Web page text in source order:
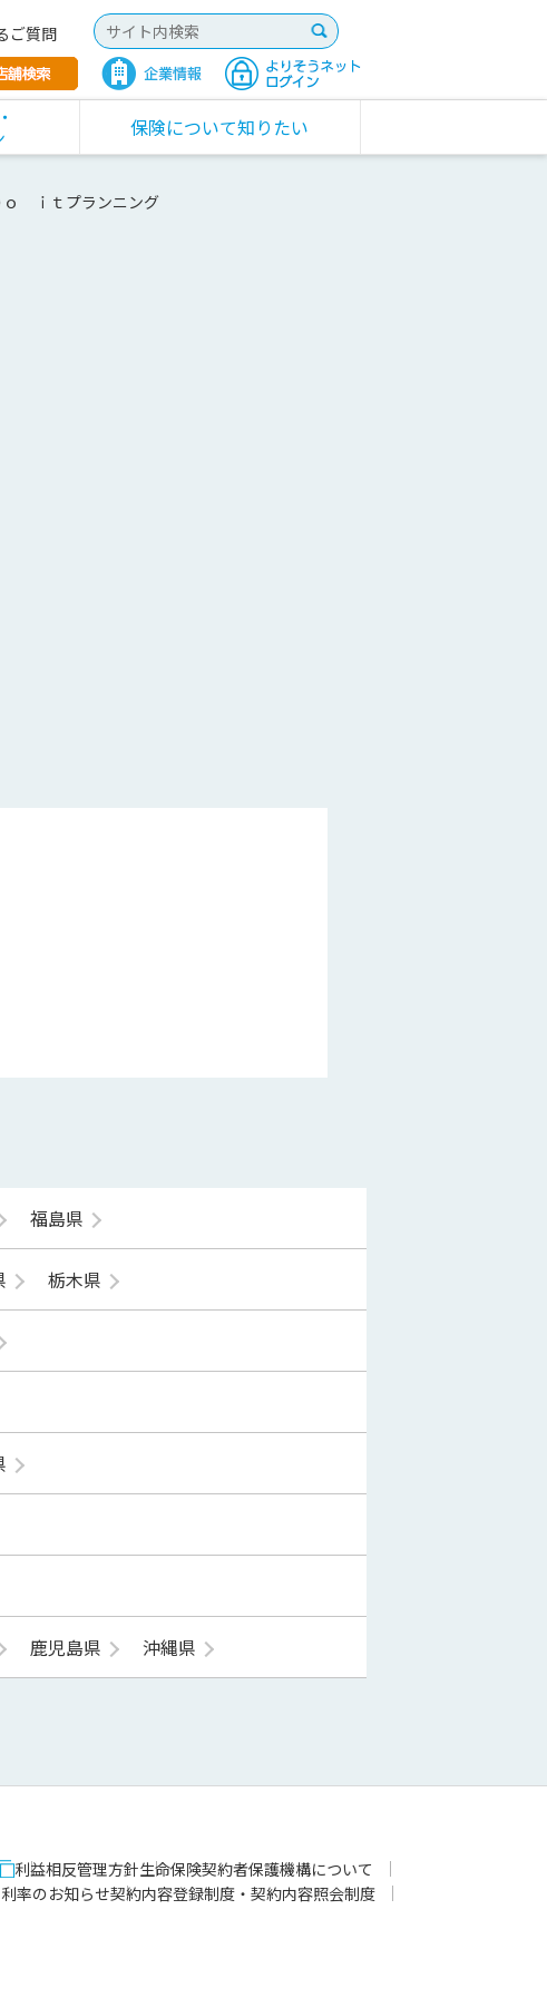
ご質問
保険について知りたい
ｏ ｉｔプランニング
福島県
栃木県
鹿児島県 沖縄県
利益相反管理方針生命保険契約者保護機構について
率のお知らせ契約内容登録制度・契約内容照会制度